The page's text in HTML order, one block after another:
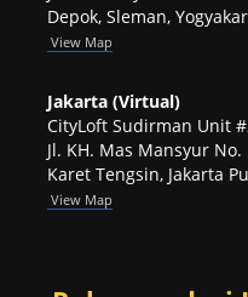
Depok, Sleman,
View Map
Jakarta (Virtual)
CityLoft Sudirman Unit
Jl. KH. Mas Mansyur No.
Karet Tengsin, Jakarta
View Map